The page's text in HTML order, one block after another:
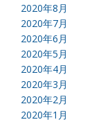
2020年8月
2020年7月
2020年6月
2020年5月
2020年4月
2020年3月
2020年2月
2020年1月